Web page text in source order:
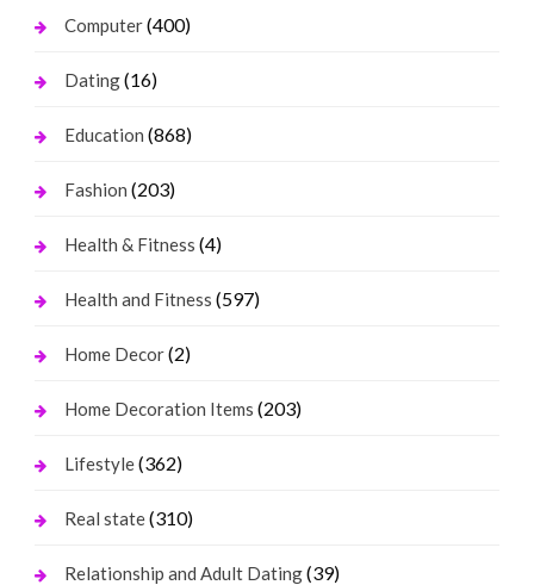
Computer(400)
Dating(16)
Education (868)
Fashion (203)
Health & Fitness (4)
Health and Fitness (597)
Home Decor(2)
Home Decoration Items (203)
Lifestyle(362)
Real state(310)
Relationship and Adult Dating(39)